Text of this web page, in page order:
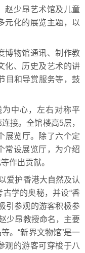
赵少昂艺术馆及儿童
元化的展览主题，以
物馆通讯、制作教
化、历史及艺术的讲
目和导赏服务等，鼓
中心，左右对称平
接。全馆楼高5层，
展览厅。除了六个定
常设展览厅，为介绍
作出贡献。
爱护香港大自然及认
学的奥秘，并设“香
引参观的游客积极参
少昂教授命名，主要
。“新界文物馆”是一
观的游客可穿梭于八